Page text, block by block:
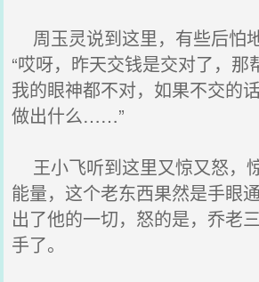
周玉灵说到这里，有些后怕
“哎呀，昨天交钱是交对了，那
我的眼神都不对，如果不交的
做出什么……”
王小飞听到这里又惊又怒，
能量，这个老东西果然是手眼
出了他的一切，怒的是，乔老
手了。